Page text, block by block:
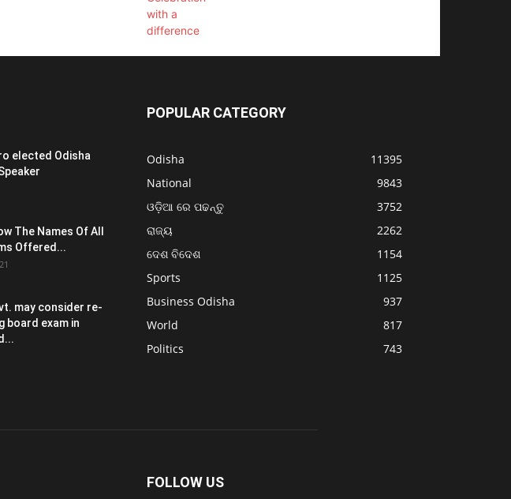
elected Odisha
The Names Of All
Offered...
may consider re-
board exam in
POPULAR CATEGORY
Odisha
11395
National
9843
ଓଡ଼ିଆ ରେ ପଢନ୍ତୁ
3752
ରାଜ୍ୟ
2262
ଦେଶ ବିଦେଶ
1154
Sports
1125
Business Odisha
937
World
817
Politics
743
FOLLOW US